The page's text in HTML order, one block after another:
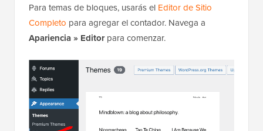
Para temas de bloques, usarás el Editor de Sitio
Completo para agregar el contador. Navega a
Apariencia » Editorpara comenzar.